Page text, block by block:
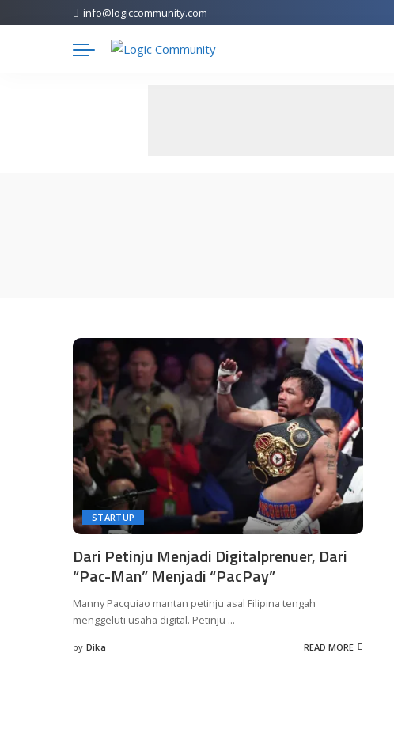
info@logiccommunity.com
STARTUP
Dari Petinju Menjadi Digitalprenuer, Dari
“Pac-Man” Menjadi “PacPay”
Manny Pacquiao mantan petinju asal Filipina tengah
menggeluti usaha digital. Petinju ...
Posted
by Dika READ MORE